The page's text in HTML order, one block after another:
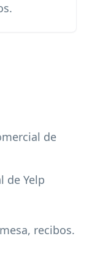
de
de Yelp
recibos.